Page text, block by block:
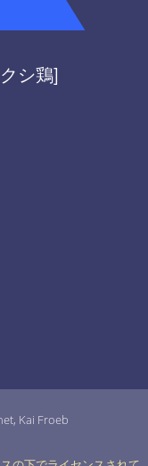
シ鶏]
Kai Froeb